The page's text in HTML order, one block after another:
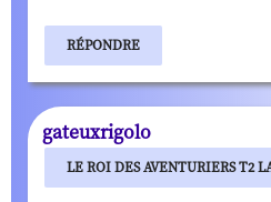
RÉPONDRE
gateuxrigolo
LE ROI DES AVENTURIERS T2